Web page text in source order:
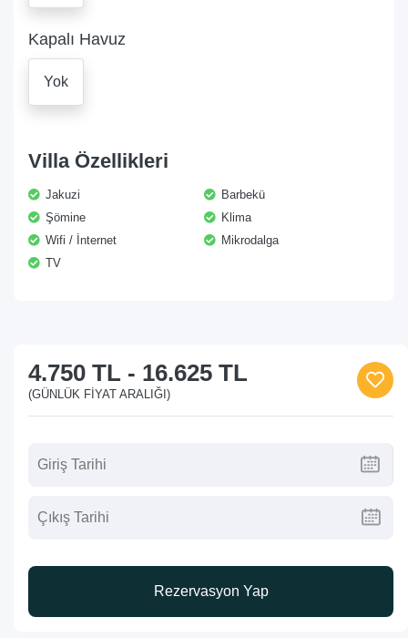
Kapalı Havuz
Yok
Villa Özellikleri
Jakuzi
Barbekü
Şömine
Klima
Wifi / İnternet
Mikrodalga
TV
4.750 TL - 16.625 TL
(GÜNLÜK FIYAT ARALIĞI)
Rezervasyon Yap